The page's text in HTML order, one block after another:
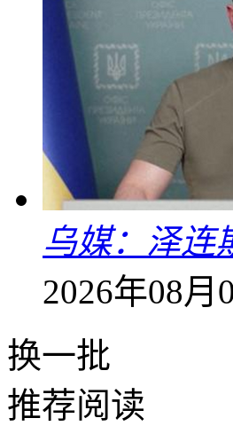
乌媒：泽连
2026年08月
换一批
推荐阅读